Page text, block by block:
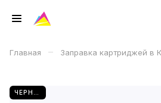
Главная – Заправка картриджей в